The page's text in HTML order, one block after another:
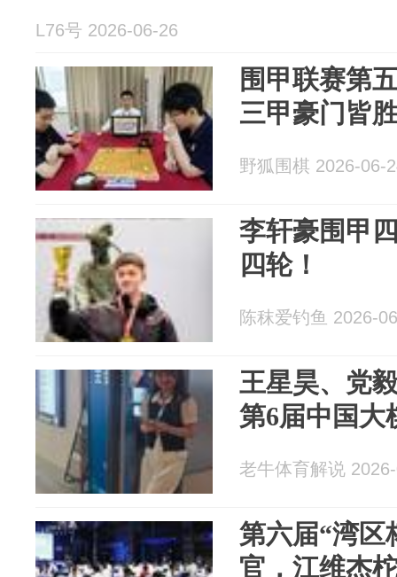
L76号 2026-06-26
围甲联赛第
三甲豪门皆
野狐围棋 2026-06-
李轩豪围甲
四轮！
陈秣爱钓鱼 2026-
王星昊、党
第6届中国大
老牛体育解说
第六届“湾区
官，江维杰